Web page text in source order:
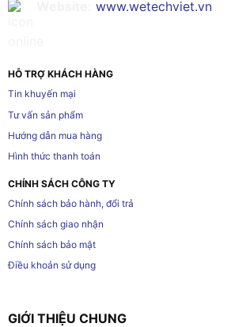
www.wetechviet.vn
HỖ TRỢ KHÁCH HÀNG
Tin khuyến mại
Tư vấn sản phẩm
Hướng dẫn mua hàng
Hình thức thanh toán
CHÍNH SÁCH CÔNG TY
Chính sách bảo hành, đổi trả
Chính sách giao nhận
Chính sách bảo mật
Điều khoản sử dụng
GIỚI THIỆU CHUNG